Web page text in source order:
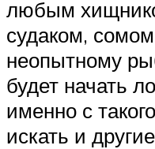
любым
судаком,
неопытному
будет начать
именно с
искать и